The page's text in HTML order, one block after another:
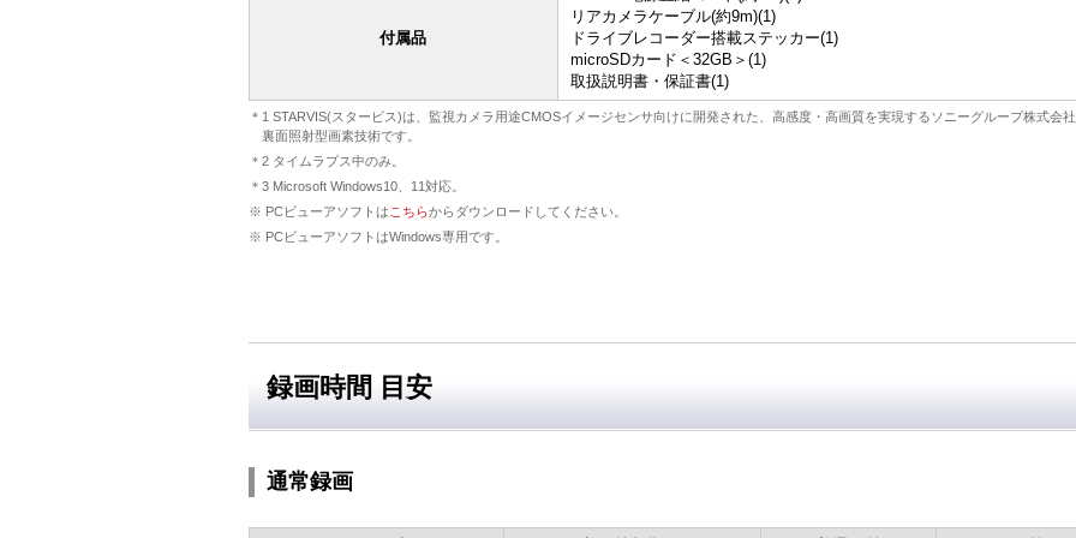
付属品
リアカメラケーブル(約9m)(1)
ドライブレコーダー搭載ステッカー(1)
microSDカード＜32GB＞(1)
取扱説明書・保証書(1)
＊1 STARVIS(スタービス)は、監視カメラ用途CMOSイメージセンサ向けに開発された、高感度・高画質を実現するソニーグループ株式会
裏面照射型画素技術です。
＊2 タイムラプス中のみ。
＊3 Microsoft Windows10、11対応。
※ PCビューアソフトは こちらからダウンロードしてください。
※ PCビューアソフトはWindows専用です。
録画時間 目安
通常録画